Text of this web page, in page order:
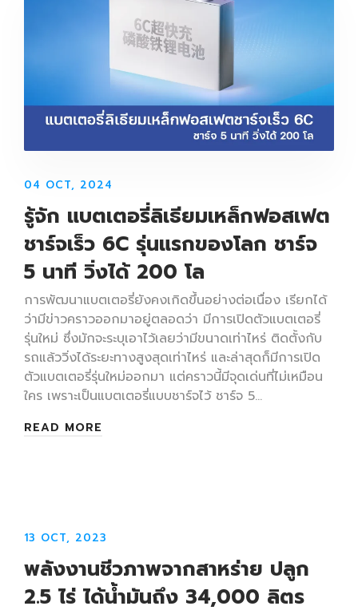
04 OCT, 2024
รู้จัก แบตเตอรี่ลิเธียมเหล็กฟอสเฟต
ชาร์จเร็ว 6C รุ่นแรกของโลก ชาร์จ
5 นาที วิ่งได้ 200 โล
การพัฒนาแบตเตอรี่ยังคงเกิดขึ้นอย่างต่อเนื่อง เรียกได้
ว่ามีข่าวคราวออกมาอยู่ตลอดว่า มีการเปิดตัวแบตเตอรี่
รุ่นใหม่ ซึ่งมักจะระบุเอาไว้เลยว่ามีขนาดเท่าไหร่ ติดตั้งกับ
รถแล้ววิ่งได้ระยะทางสูงสุดเท่าไหร่ และล่าสุดก็มีการเปิด
ตัวแบตเตอรี่รุ่นใหม่ออกมา แต่คราวนี้มีจุดเด่นที่ไม่เหมือน
ใคร เพราะเป็นแบตเตอรี่แบบชาร์จไว้ ชาร์จ 5…
READ MORE
13 OCT, 2023
พลังงานชีวภาพจากสาหร่าย ปลูก
2.5 ไร่ ได้น้ำมันถึง 34,000 ลิตร